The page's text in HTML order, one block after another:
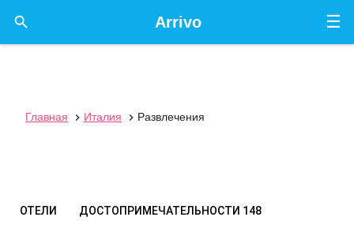
☰
Arrivo

Главная  Италия  Развлечения
ОТЕЛИ ДОСТОПРИМЕЧАТЕЛЬНОСТИ 148